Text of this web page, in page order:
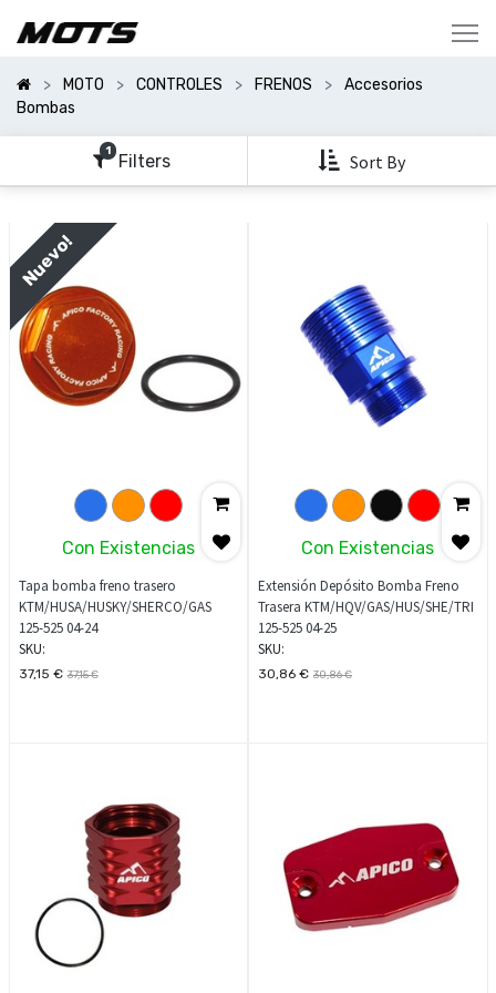
MOTO CONTROLES FRENOS
Accesorios
Bombas
1 Filters Sort By
Categorías
Mostrar
Opciones
Filters
Con Existencias
Tapa bomba freno trasero
KTM/HUSA/HUSKY/SHERCO/GAS
125-525 04-24
SKU:
37,15 € 37,15€
Nuevo!
Con Existencias
Extensión Depósito Bomba Freno
Trasera KTM/HQV/GAS/HUS/SHE/TRI
125-525 04-25
SKU:
30,86 € 30,86€